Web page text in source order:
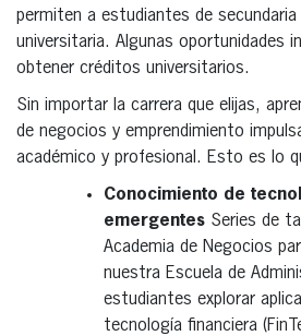
permiten a estudiantes de secundaria
universitaria. Algunas oportunidades
obtener créditos universitarios.
Sin importar la carrera que elijas,
de negocios y emprendimiento
académico y profesional. Esto es lo
Conocimiento de
emergentes Series de
Academia de Negocios
nuestra Escuela de
estudiantes explorar
tecnología financiera